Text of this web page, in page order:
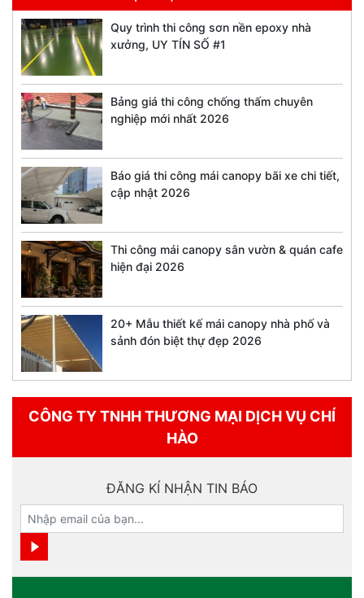
Quy trình thi công sơn nền epoxy nhà
xưởng, UY TÍN SỐ #1
Bảng giá thi công chống thấm chuyên
nghiệp mới nhất 2026
Báo giá thi công mái canopy bãi xe chi tiết,
cập nhật 2026
Thi công mái canopy sân vườn & quán cafe
hiện đại 2026
20+ Mẫu thiết kế mái canopy nhà phố và
sảnh đón biệt thự đẹp 2026
CÔNG TY TNHH THƯƠNG MẠI DỊCH VỤ CHÍ
HÀO
ĐĂNG KÍ NHẬN TIN BÁO